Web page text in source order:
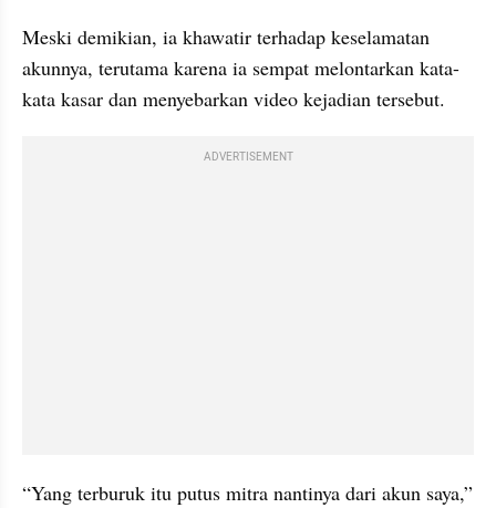
Meski demikian, ia khawatir terhadap keselamatan
akunnya, terutama karena ia sempat melontarkan kata-
kata kasar dan menyebarkan video kejadian tersebut.
ADVERTISEMENT
“Yang terburuk itu putus mitra nantinya dari akun saya,”